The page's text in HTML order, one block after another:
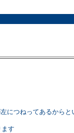
につねってあるから
す